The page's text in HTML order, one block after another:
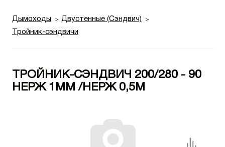
Дымоходы
Двустенные (Сэндвич)
Тройник-сэндвичи
ТРОЙНИК-СЭНДВИЧ 200/280 - 90
НЕРЖ 1ММ /НЕРЖ 0,5М